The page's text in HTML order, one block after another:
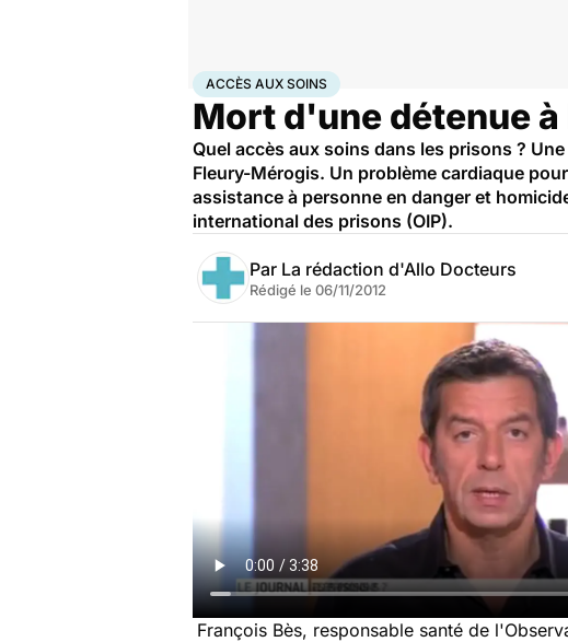
AccueilSantéAccès aux soins
ACCÈS AUX SOINS
Mort d'une détenue
Quel accès aux soins dans les prisons ?
Fleury-Mérogis. Un problème cardiaque
assistance à personne en danger et
international des prisons (OIP).
Par La rédaction d'Allo Docteurs
Rédigé le 06/11/2012
François Bès, responsable santé de